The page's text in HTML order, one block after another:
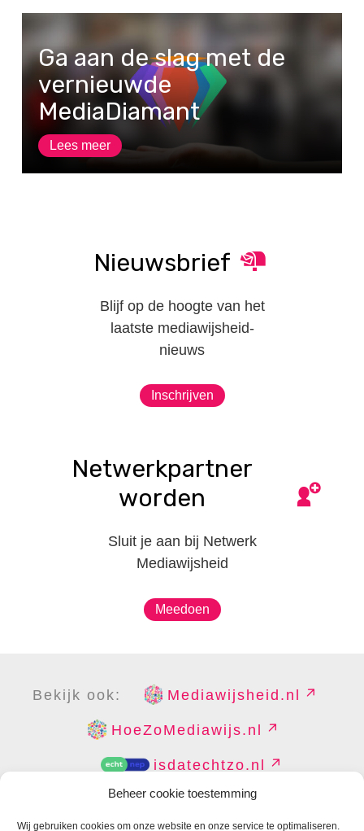
Beheer cookie toestemming
Wij gebruiken cookies om onze website en onze service te optimaliseren.
Ga aan de slag met de
vernieuwde
MediaDiamant
Lees meer
Nieuwsbrief
Blijf op de hoogte van het
laatste mediawijsheid-
nieuws
Inschrijven
Netwerkpartner
worden
Sluit je aan bij Netwerk
Mediawijsheid
Meedoen
Bekijk ook: Mediawijsheid.nl
HoeZoMediawijs.nl
isdatechtzo.nl